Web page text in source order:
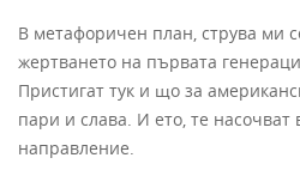
В метафоричен план, струва ми
жертването на първата
Пристигат тук и що за
пари и слава. И ето, те насочват
направление.